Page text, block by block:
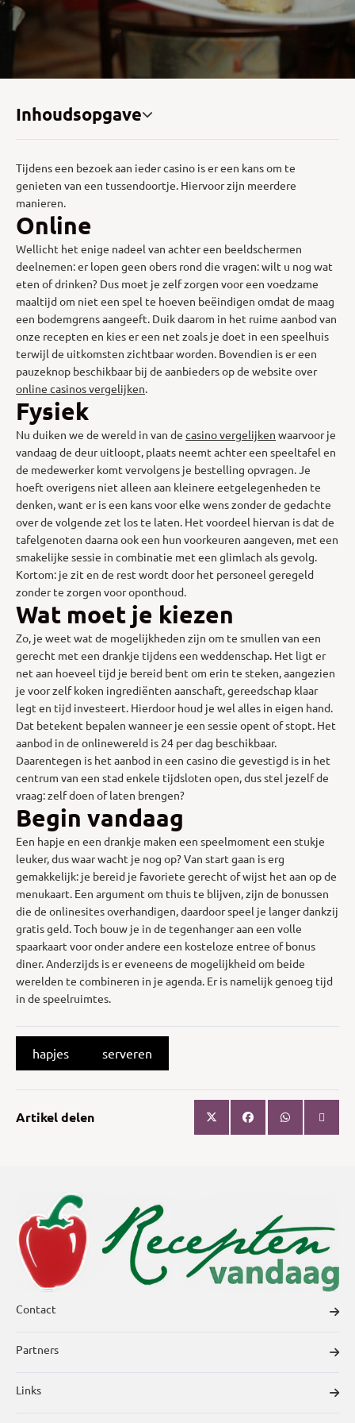
Inhoudsopgave
Tijdens een bezoek aan ieder casino is er een kans om te
genieten van een tussendoortje. Hiervoor zijn meerdere
manieren.
Online
Wellicht het enige nadeel van achter een beeldschermen
deelnemen: er lopen geen obers rond die vragen: wilt u nog wat
eten of drinken? Dus moet je zelf zorgen voor een voedzame
maaltijd om niet een spel te hoeven beëindigen omdat de maag
een bodemgrens aangeeft. Duik daarom in het ruime aanbod van
onze recepten en kies er een net zoals je doet in een speelhuis
terwijl de uitkomsten zichtbaar worden. Bovendien is er een
pauzeknop beschikbaar bij de aanbieders op de website over
online casinos vergelijken.
Fysiek
Nu duiken we de wereld in van de casino vergelijken waarvoor je
vandaag de deur uitloopt, plaats neemt achter een speeltafel en
de medewerker komt vervolgens je bestelling opvragen. Je
hoeft overigens niet alleen aan kleinere eetgelegenheden te
denken, want er is een kans voor elke wens zonder de gedachte
over de volgende zet los te laten. Het voordeel hiervan is dat de
tafelgenoten daarna ook een hun voorkeuren aangeven, met een
smakelijke sessie in combinatie met een glimlach als gevolg.
Kortom: je zit en de rest wordt door het personeel geregeld
zonder te zorgen voor oponthoud.
Wat moet je kiezen
Zo, je weet wat de mogelijkheden zijn om te smullen van een
gerecht met een drankje tijdens een weddenschap. Het ligt er
net aan hoeveel tijd je bereid bent om erin te steken, aangezien
je voor zelf koken ingrediënten aanschaft, gereedschap klaar
legt en tijd investeert. Hierdoor houd je wel alles in eigen hand.
Dat betekent bepalen wanneer je een sessie opent of stopt. Het
aanbod in de onlinewereld is 24 per dag beschikbaar.
Daarentegen is het aanbod in een casino die gevestigd is in het
centrum van een stad enkele tijdsloten open, dus stel jezelf de
vraag: zelf doen of laten brengen?
Begin vandaag
Een hapje en een drankje maken een speelmoment een stukje
leuker, dus waar wacht je nog op? Van start gaan is erg
gemakkelijk: je bereid je favoriete gerecht of wijst het aan op de
menukaart. Een argument om thuis te blijven, zijn de bonussen
die de onlinesites overhandigen, daardoor speel je langer dankzij
gratis geld. Toch bouw je in de tegenhanger aan een volle
spaarkaart voor onder andere een kosteloze entree of bonus
diner. Anderzijds is er eveneens de mogelijkheid om beide
werelden te combineren in je agenda. Er is namelijk genoeg tijd
in de speelruimtes.
hapjes serveren
Artikel delen
Contact
Partners
Links